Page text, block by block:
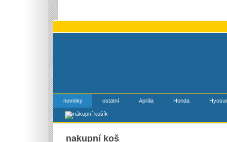
novinky ostatní Aprilia Honda
nakupní koš